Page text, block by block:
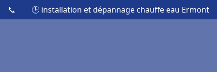
📞 🕒 installation et dépannage chauffe eau Ermont